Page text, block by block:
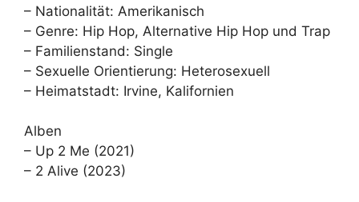
– Nationalität: Amerikanisch
– Genre: Hip Hop, Alternative Hip Hop und Trap
– Familienstand: Single
– Sexuelle Orientierung: Heterosexuell
– Heimatstadt: Irvine, Kalifornien
Alben
– Up 2 Me (2021)
– 2 Alive (2023)